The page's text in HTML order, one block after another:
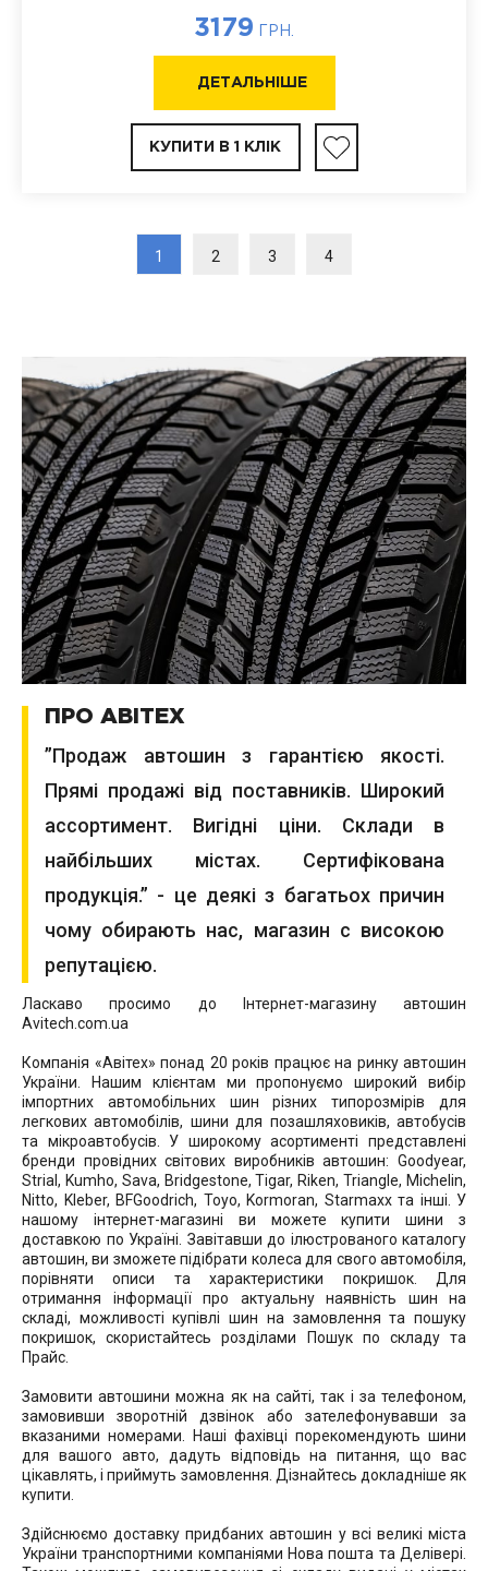
3179 ГРН.
ДЕТАЛЬНІШЕ
КУПИТИ В 1 КЛІК
1 2 3 4
ПРО АВІТЕХ
”Продаж автошин з гарантією якості.
Прямі продажі від поставників. Широкий
ассортимент. Вигідні ціни. Склади в
найбільших містах. Сертифікована
продукція.” - це деякі з багатьох причин
чому обирають нас, магазин с високою
репутацією.
Ласкаво просимо до Інтернет-магазину автошин
Avitech.com.ua
Компанія «Авітех» понад 20 років працює на ринку автошин
України. Нашим клієнтам ми пропонуємо широкий вибір
імпортних автомобільних шин різних типорозмірів для
легкових автомобілів, шини для позашляховиків, автобусів
та мікроавтобусів. У широкому асортименті представлені
бренди провідних світових виробників автошин: Goodyear,
Strial, Kumho, Sava, Bridgestone, Tigar, Riken, Triangle, Michelin,
Nitto, Kleber, BFGoodrich, Toyo, Kormoran, Starmaxx та інші. У
нашому інтернет-магазині ви можете купити шини з
доставкою по Україні. Завітавши до ілюстрованого каталогу
автошин, ви зможете підібрати колеса для свого автомобіля,
порівняти описи та характеристики покришок. Для
отримання інформації про актуальну наявність шин на
складі, можливості купівлі шин на замовлення та пошуку
покришок, скористайтесь розділами Пошук по складу та
Прайс.
Замовити автошини можна як на сайті, так і за телефоном,
замовивши зворотній дзвінок або зателефонувавши за
вказаними номерами. Наші фахівці порекомендують шини
для вашого авто, дадуть відповідь на питання, що вас
цікавлять, і приймуть замовлення. Дізнайтесь докладніше як
купити.
Здійснюємо доставку придбаних автошин у всі великі міста
України транспортними компаніями Нова пошта та Делівері.